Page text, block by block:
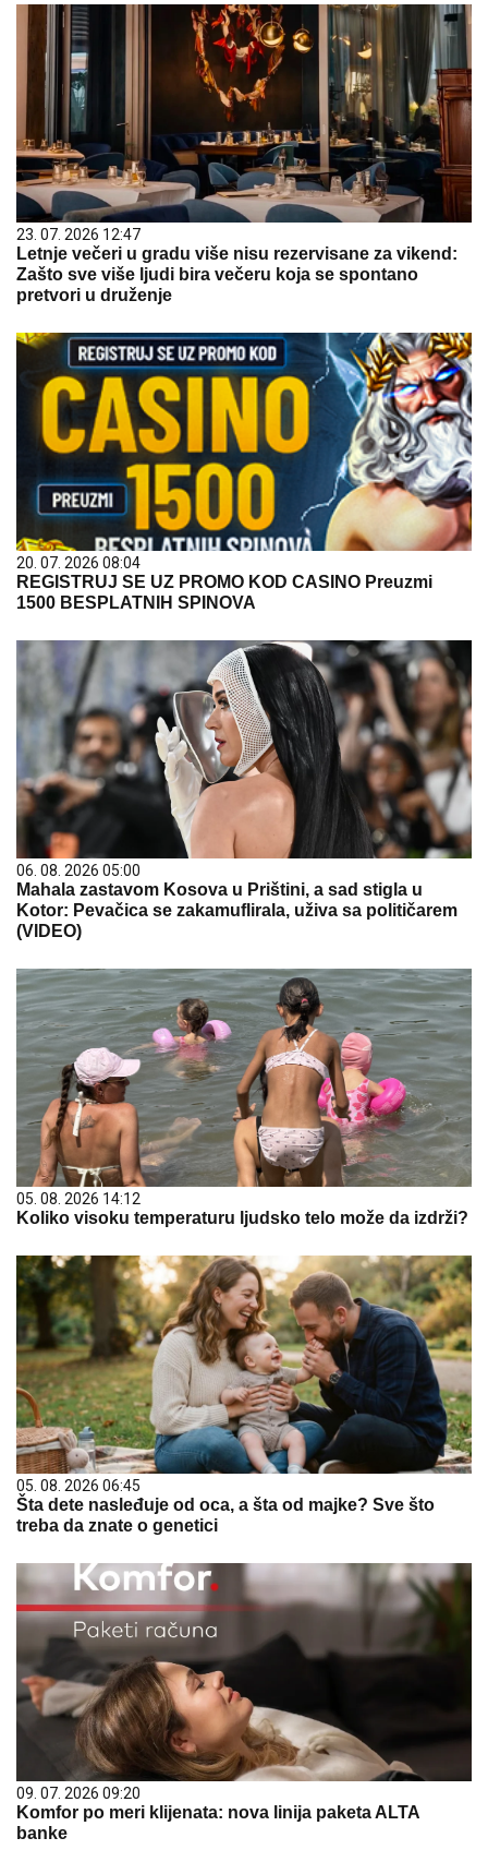
23. 07. 2026 12:47
Letnje večeri u gradu više nisu rezervisane za vikend:
Zašto sve više ljudi bira večeru koja se spontano
pretvori u druženje
20. 07. 2026 08:04
REGISTRUJ SE UZ PROMO KOD CASINO Preuzmi
1500 BESPLATNIH SPINOVA
06. 08. 2026 05:00
Mahala zastavom Kosova u Prištini, a sad stigla u
Kotor: Pevačica se zakamuflirala, uživa sa političarem
(VIDEO)
05. 08. 2026 14:12
Koliko visoku temperaturu ljudsko telo može da izdrži?
05. 08. 2026 06:45
Šta dete nasleđuje od oca, a šta od majke? Sve što
treba da znate o genetici
09. 07. 2026 09:20
Komfor po meri klijenata: nova linija paketa ALTA
banke